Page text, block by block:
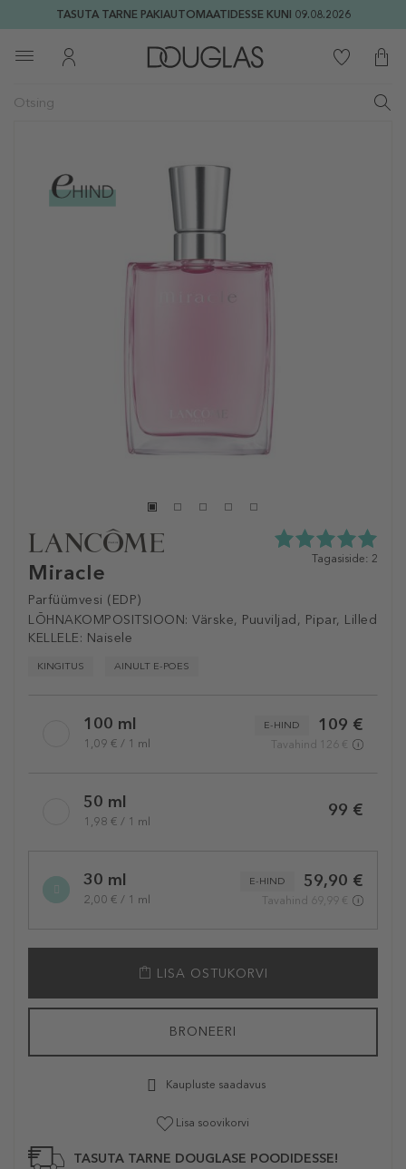
TASUTA TARNE PAKIAUTOMAATIDESSE KUNI 09.08.2026
Miracle
Parfüümvesi (EDP)
LÕHNAKOMPOSITSIOON: Värske, Puuviljad, Pipar, Lilled
KELLELE: Naisele
KINGITUS AINULT E-POES
5.0
tagasisidest
Tagasiside: 2
variation100 ml
1,09 € / 1 ml
109 €
E-HIND
Tavahind 126 €
50 ml
1,98 € / 1 ml
99 €
30 ml
2,00 € / 1 ml
59,90 €
E-HIND
Tavahind 69,99 €
LISA OSTUKORVI
BRONEERI
Kaupluste saadavus
Lisa soovikorvi
TASUTA TARNE DOUGLASE POODIDESSE!